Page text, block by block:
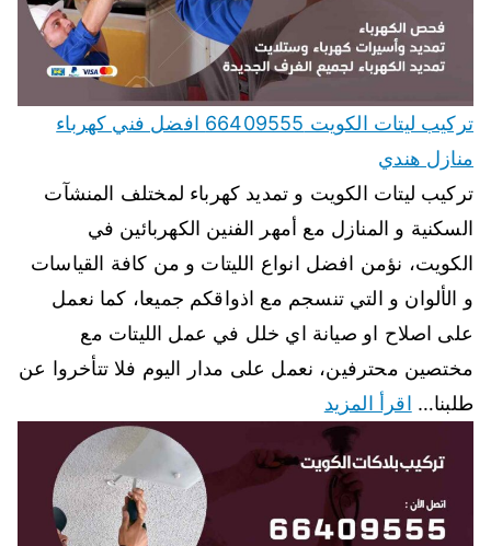
تركيب ليتات الكويت 66409555 افضل فني كهرباء
منازل هندي
تركيب ليتات الكويت و تمديد كهرباء لمختلف المنشآت
السكنية و المنازل مع أمهر الفنين الكهربائين في
الكويت، نؤمن افضل انواع الليتات و من كافة القياسات
و الألوان و التي تنسجم مع اذواقكم جميعا، كما نعمل
على اصلاح او صيانة اي خلل في عمل الليتات مع
مختصين محترفين، نعمل على مدار اليوم فلا تتأخروا عن
طلبنا… اقرأ المزيد